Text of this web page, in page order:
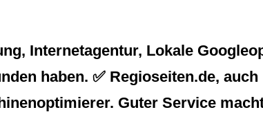
Internetagentur, Lokale
haben. ✅ Regioseiten.de,
Guter Service